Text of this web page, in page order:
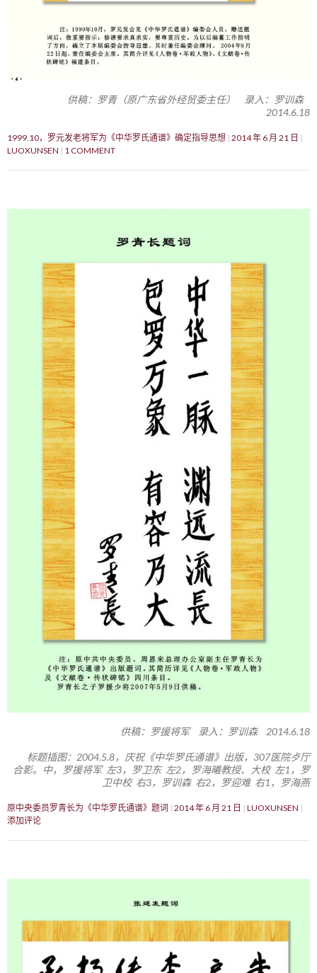
供稿：罗青（原广东省外经贸委主任） 录入：罗训森
2014.6.18
1999.10，罗元发老将军为《中华罗氏通谱》确定指导思想 2014 年 6 月 21 日
LUOXUNSEN
1 COMMENT
供稿：罗援将军 录入：罗训森 2014.6.18
标题插图：2004.5.8，庆祝《中华罗氏通谱》出版，307医院歺厅
合影。中，罗援将军 左3，罗卫东 左2，罗海曦教授、大校 左1，罗
卫中校 右3，罗训森 右2，罗迎难 右1，罗海燕
原中央委员罗青长为《中华罗氏通谱》题词 2014 年 6 月 21 日
LUOXUNSEN
添加评论